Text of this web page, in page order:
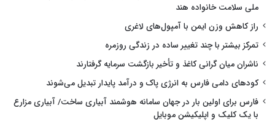
ملی سلامت خانواده هند
راز کاهش وزن ایمن با آمپول‌های لاغری
تمرکز بیشتر با چند تغییر ساده در زندگی روزمره
ناشران میان گرانی کاغذ و تأخیر بازگشت سرمایه گرفتارند
کودهای دامی فارس به انرژی پاک و درآمد پایدار تبدیل می‌شوند
فارس برای اولین بار در جهان سامانه هوشمند آبیاری ساخت/ آبیاری مزارع
با یک کلیک و اپلیکیشن موبایل